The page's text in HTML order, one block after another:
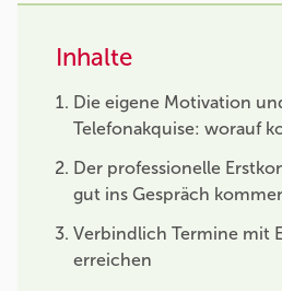
Inhalte
Die eigene Motivation
Telefonakquise: worauf
Der professionelle
gut ins Gespräch
Verbindlich Termine mit
erreichen